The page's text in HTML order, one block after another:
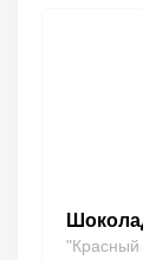
"Красный